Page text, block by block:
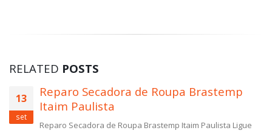
RELATED POSTS
13
set
Reparo Secadora de Roupa Brastemp
Itaim Paulista
Reparo Secadora de Roupa Brastemp Itaim Paulista Ligue